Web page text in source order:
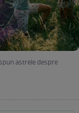
astrele despre